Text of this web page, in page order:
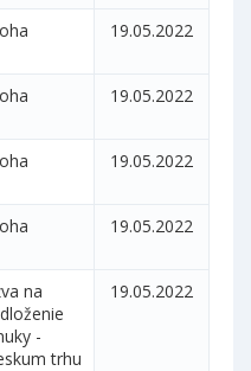
19.05.2022
19.05.2022
19.05.2022
19.05.2022
na
-
trhu
19.05.2022